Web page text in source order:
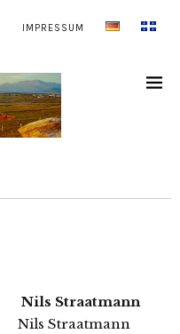
IMPRESSUM
Nils Straatmann
Nils Straatmann